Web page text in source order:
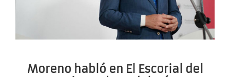
Moreno habló en El Escorial del